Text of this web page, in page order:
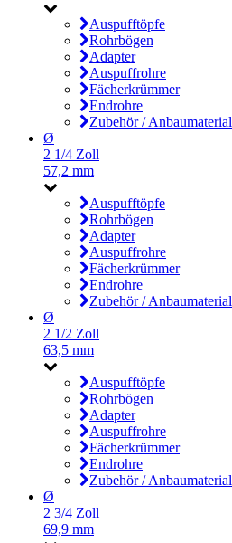
Auspufftöpfe
Rohrbögen
Adapter
Auspuffrohre
Fächerkrümmer
Endrohre
Zubehör / Anbaumaterial
Ø
2 1/4 Zoll
57,2 mm
Auspufftöpfe
Rohrbögen
Adapter
Auspuffrohre
Fächerkrümmer
Endrohre
Zubehör / Anbaumaterial
Ø
2 1/2 Zoll
63,5 mm
Auspufftöpfe
Rohrbögen
Adapter
Auspuffrohre
Fächerkrümmer
Endrohre
Zubehör / Anbaumaterial
Ø
2 3/4 Zoll
69,9 mm